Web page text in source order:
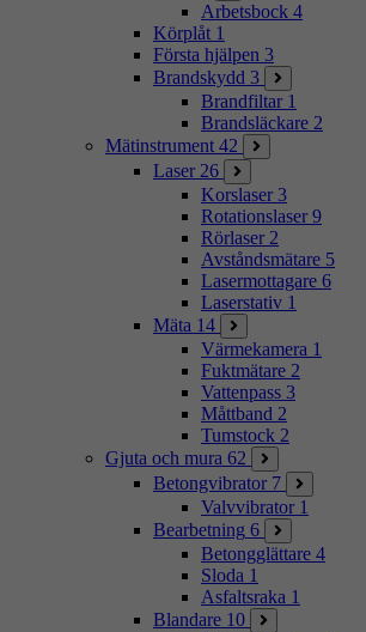
Arbetsbock 4
Körplåt 1
Första hjälpen 3
Brandskydd 3
Brandfiltar 1
Brandsläckare 2
Mätinstrument 42
Laser 26
Korslaser 3
Rotationslaser 9
Rörlaser 2
Avståndsmätare 5
Lasermottagare 6
Laserstativ 1
Mäta 14
Värmekamera 1
Fuktmätare 2
Vattenpass 3
Måttband 2
Tumstock 2
Gjuta och mura 62
Betongvibrator 7
Valvvibrator 1
Bearbetning 6
Betongglättare 4
Sloda 1
Asfaltsraka 1
Blandare 10